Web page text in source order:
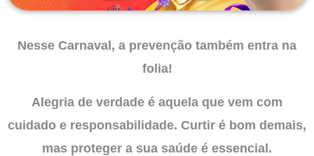
Nesse Carnaval, a prevenção também entra na
folia!
Alegria de verdade é aquela que vem com
cuidado e responsabilidade. Curtir é bom demais,
mas proteger a sua saúde é essencial.